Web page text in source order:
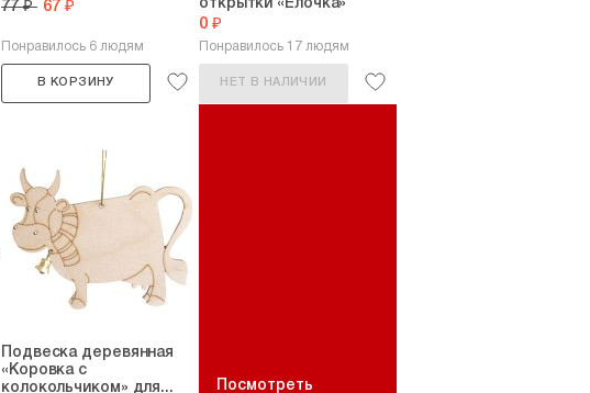
77 ₽ 67 ₽
Понравилось 6 людям
В КОРЗИНУ
открытки «Елочка»
0 ₽
Понравилось 17 людям
НЕТ В НАЛИЧИИ
Подвеска деревянная
«Коровка с
колокольчиком» для...
Посмотреть